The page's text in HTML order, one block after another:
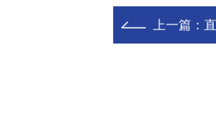
上一篇：